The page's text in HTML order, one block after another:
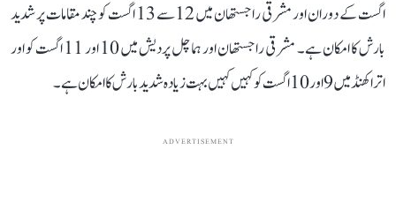
اگست کے دوران اور مشرقی راجستھان میں 12 سے 13 اگست کو چند مقامات پر شدید
بارش کا امکان ہے۔ مشرقی راجستھان اور ہماچل پردیش میں 10 اور 11 اگست کو اور
اتراکھنڈ میں 9 اور 10 اگست کو کہیں کہیں بہت زیادہ شدید بارش کا امکان ہے۔
ADVERTISEMENT